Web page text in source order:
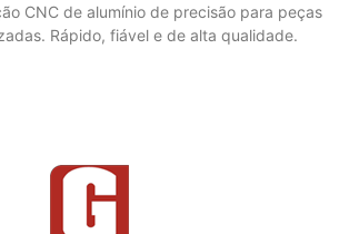
CNC de alumínio de precisão para peças
Rápido, fiável e de alta qualidade.